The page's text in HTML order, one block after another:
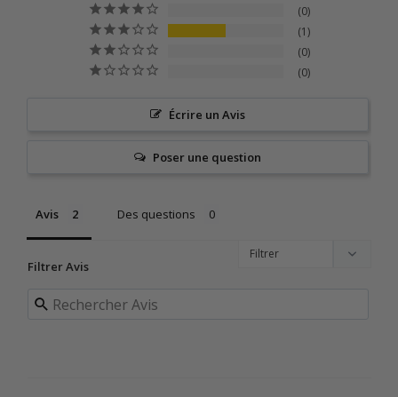
0
1
0
0
Écrire un Avis
Poser une question
Avis Des questions
Filtrer Avis